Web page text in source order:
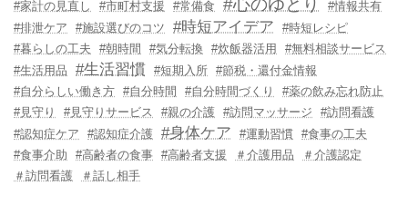
#家計の見直し #市町村支援 #常備食 #心のゆとり
#情報共有
#排泄ケア
#施設選びのコツ #時短アイデア
#時短レシピ
#暮らしの工夫
#朝時間 #気分転換 #炊飯器活用
#無料相談サービス
#生活用品
#生活習慣 #短期入所 #節税・還付金情報
#自分らしい働き方 #自分時間 #自分時間づくり
#薬の飲み忘れ防止
#見守り
#見守りサービス #親の介護 #訪問マッサージ
#訪問看護
#認知症ケア
#認知症介護 #身体ケア #運動習慣 #食事の工夫
#食事介助
#高齢者の食事 #高齢者支援 ＃介護用品
＃介護認定
＃訪問看護
＃話し相手